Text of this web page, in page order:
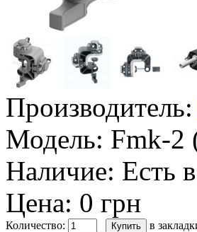
Производитель:
Модель: Fmk-2
Наличие: Есть
Цена: 0 грн
Количество: в